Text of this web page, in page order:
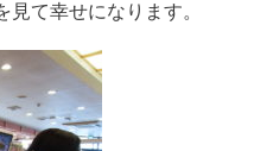
て幸せになります。